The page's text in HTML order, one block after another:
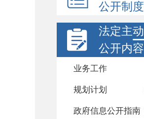
公开制度
法定主动
公开内容
业务工作
规划计划
政府信息公开指南